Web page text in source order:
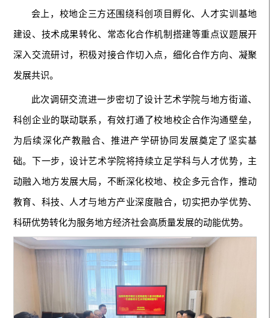
会上，校地企三方还围绕科创项目孵化、人才实训基地
建设、技术成果转化、常态化合作机制搭建等重点议题展开
深入交流研讨，积极对接合作切入点，细化合作方向、凝聚
发展共识。
此次调研交流进一步密切了设计艺术学院与地方街道、
科创企业的联动联系，有效打通了校地校企合作沟通壁垒，
为后续深化产教融合、推进产学研协同发展奠定了坚实基
础。下一步，设计艺术学院将持续立足学科与人才优势，主
动融入地方发展大局，不断深化校地、校企多元合作，推动
教育、科技、人才与地方产业深度融合，切实把办学优势、
科研优势转化为服务地方经济社会高质量发展的动能优势。